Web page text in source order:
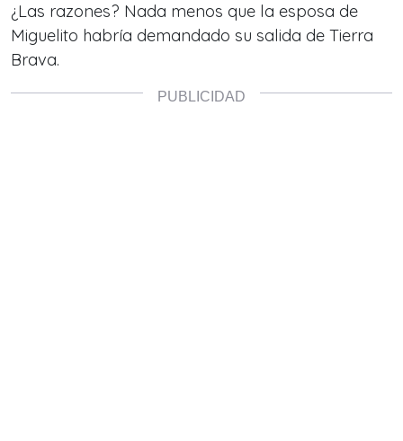
¿Las razones? Nada menos que la esposa de
Miguelito habría demandado su salida de Tierra
Brava.